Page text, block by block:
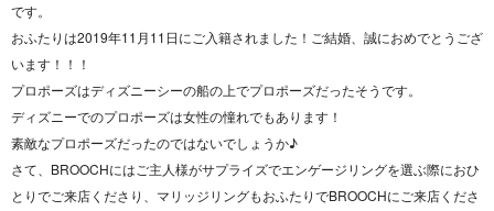
です。
おふたりは2019年11月11日にご入籍されました！ご結婚、誠におめでとうござ
います！！！
プロポーズはディズニーシーの船の上でプロポーズだったそうです。
ディズニーでのプロポーズは女性の憧れでもあります！
素敵なプロポーズだったのではないでしょうか♪
さて、BROOCHにはご主人様がサプライズでエンゲージリングを選ぶ際におひ
とりでご来店くださり、マリッジリングもおふたりでBROOCHにご来店くださ